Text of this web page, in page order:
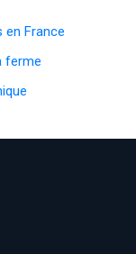
France
ferme